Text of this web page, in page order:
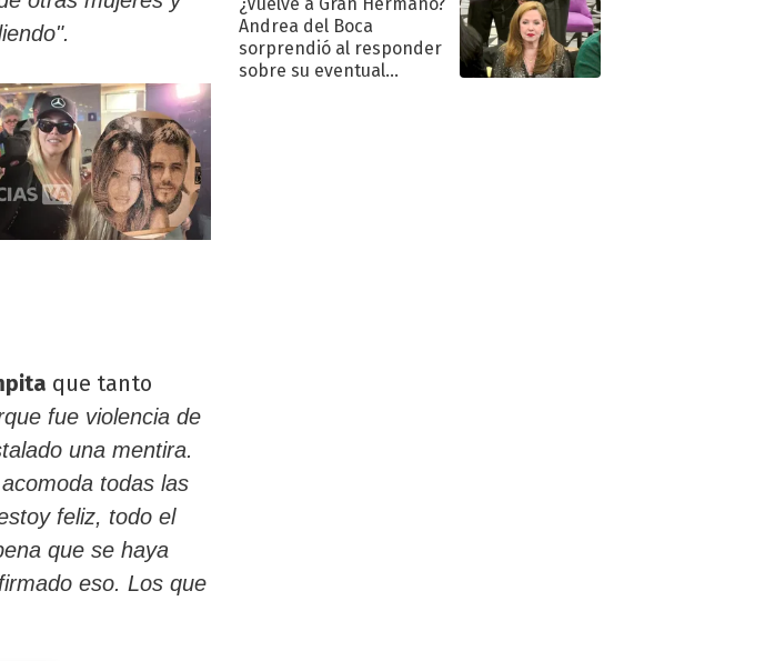
que tanto
fue violencia de
una mentira.
todas las
feliz, todo el
que se haya
eso. Los que
Andrea del Boca
sorprendió al responder
sobre su eventual